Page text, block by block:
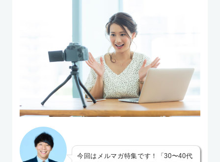
今回はメルマガ特集です！「30〜40代